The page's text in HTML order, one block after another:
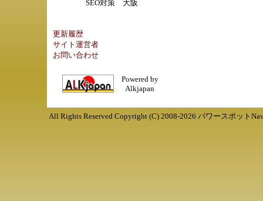
SEO対策 大阪
更新履歴
サイト運営者
お問い合わせ
Powered by
Alkjapan
All Rights Reserved Copyright (C) 2008-2026 パワースポット